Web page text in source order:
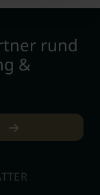
rund
&